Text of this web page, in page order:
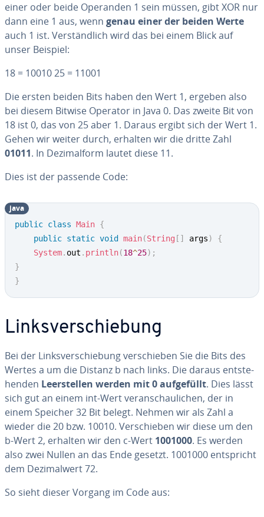
einer oder beide Operanden 1 sein müssen, gibt XOR nur
dann eine 1 aus, wenn genau einer der beiden Werte
auch 1 ist. Ver­ständ­lich wird das bei einem Blick auf
unser Beispiel:
18 = 10010 25 = 11001
Die ersten beiden Bits haben den Wert 1, ergeben also
bei diesem Bitwise Operator in Java 0. Das zweite Bit von
18 ist 0, das von 25 aber 1. Daraus ergibt sich der Wert 1.
Gehen wir weiter durch, erhalten wir die dritte Zahl
01011. In De­zi­mal­form lautet diese 11.
Dies ist der passende Code:
public class Main {
public static void main(String [ ] args)
{
System. out . println(18^25) ;
}
}
java
Links­ver­schie­bung
Bei der Links­ver­schie­bung ver­schie­ben Sie die Bits des
Wertes a um die Distanz b nach links. Die daraus ent­ste­
hen­den Leer­stel­len werden mit 0 auf­ge­füllt. Dies lässt
sich gut an einem int-Wert ver­an­schau­li­chen, der in
einem Speicher 32 Bit belegt. Nehmen wir als Zahl a
wieder die 20 bzw. 10010. Ver­schie­ben wir diese um den
b-Wert 2, erhalten wir den c-Wert 1001000. Es werden
also zwei Nullen an das Ende gesetzt. 1001000 ent­spricht
dem De­zi­mal­wert 72.
So sieht dieser Vorgang im Code aus: